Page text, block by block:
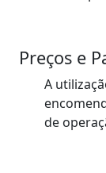
Preços e
A
de